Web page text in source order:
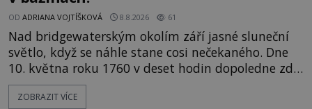
OD ADRIANA VOJTÍŠKOVÁ 8.8.2026 61
Nad bridgewaterským okolím září jasné sluneční
světlo, když se náhle stane cosi nečekaného. Dne
10. května roku 1760 v deset hodin dopoledne zde
dojde k vůbec prvnímu historicky doloženému
přeletu UFO. Podle záznamů vyzařuje takové
ZOBRAZIT VÍCE